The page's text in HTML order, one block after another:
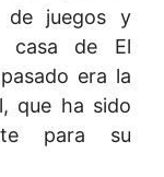
de juegos y
casa de El
era la
que ha sido
para su